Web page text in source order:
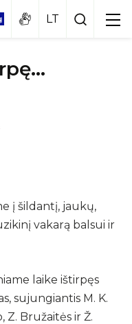
BŪRĖ"
TAUTŲ
į šildantį, jaukų,
vakarą balsui ir
laike ištirpęs
sujungiantis M. K.
Z. Bružaitės ir Ž.